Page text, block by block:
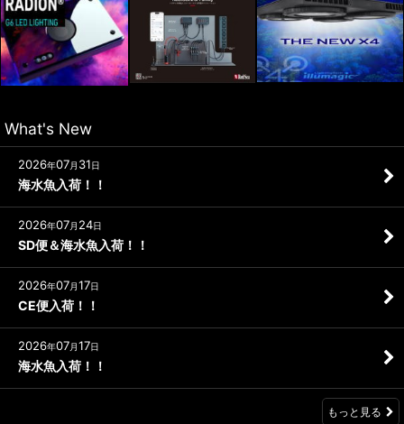
What's New
2026年07月 31日
海水魚入荷！！
2026年07月 24日
SD便＆海水魚入荷！！
2026年07月17日
CE便入荷！！
2026年07月17日
海水魚入荷！！
もっと見る